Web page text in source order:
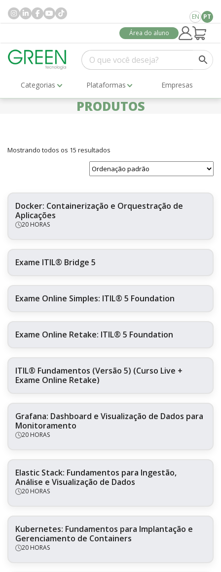
EN PT
Área do aluno
Categorias Plataformas Empresas
PRODUTOS
Mostrando todos os 15 resultados
Docker: Containerização e Orquestração de
Aplicações
20 HORAS
Exame ITIL® Bridge 5
Exame Online Simples: ITIL® 5 Foundation
Exame Online Retake: ITIL® 5 Foundation
ITIL® Fundamentos (Versão 5) (Curso Live +
Exame Online Retake)
Grafana: Dashboard e Visualização de Dados para
Monitoramento
20 HORAS
Elastic Stack: Fundamentos para Ingestão,
Análise e Visualização de Dados
20 HORAS
Kubernetes: Fundamentos para Implantação e
Gerenciamento de Containers
20 HORAS